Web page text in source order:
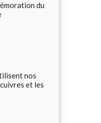
du
nos
et les